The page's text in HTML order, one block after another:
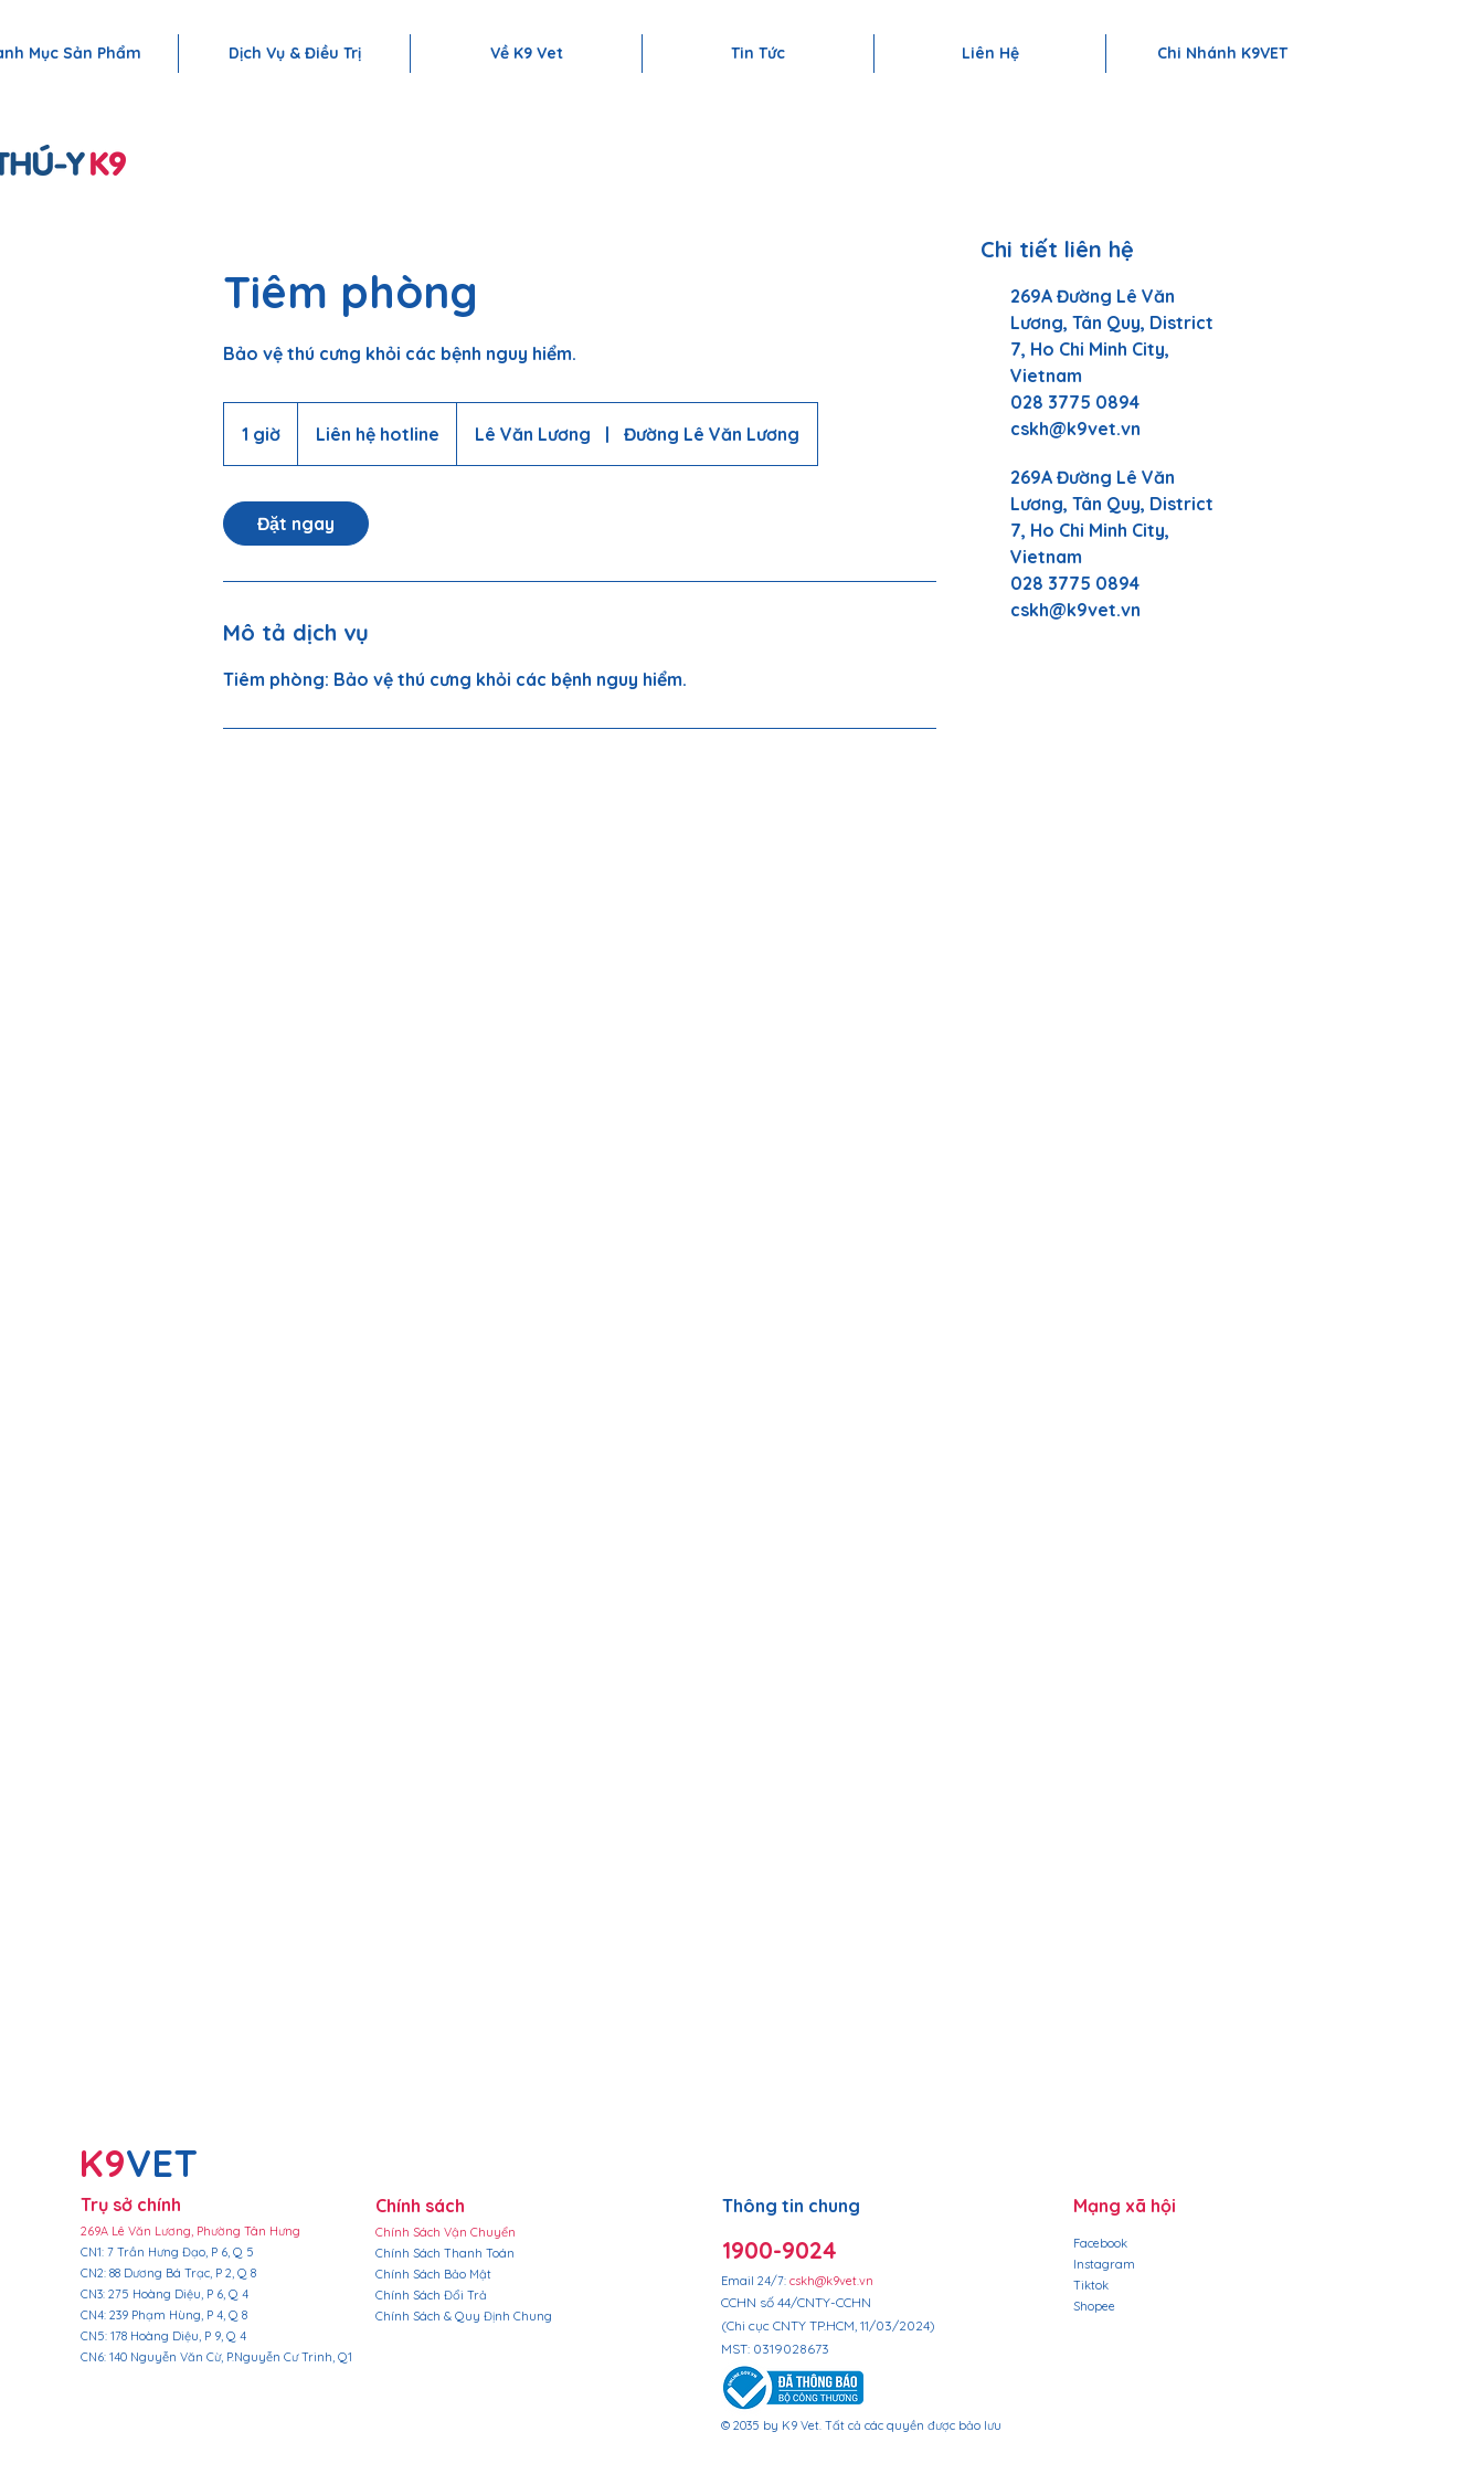
Mục Sản Phẩm Dịch Vụ & Điều Trị Về K9 Vet Tin Tức Liên Hệ Chi Nhánh K9VET
Tiêm phòng
Bảo vệ thú cưng khỏi các bệnh nguy hiểm.
1 giờ
g
hotlineLiên hệ hotline Lê Văn Lương | Đường Lê Văn Lương
Đặt ngay
Mô tả dịch vụ
Tiêm phòng: Bảo vệ thú cưng khỏi các bệnh nguy hiểm.
Chi tiết liên hệ
269A Đường Lê Văn
Lương, Tân Quy, District
7, Ho Chi Minh City,
Vietnam
028 3775 0894
cskh@k9vet.vn
269A Đường Lê Văn
Lương, Tân Quy, District
7, Ho Chi Minh City,
Vietnam
028 3775 0894
cskh@k9vet.vn
​K9VET
Trụ sở chính
269A Lê Văn Lương, Phường Tân Hưng
​CN1: 7 Trần Hưng Đạo, P 6, Q 5
CN2: 88 Dương Bá Trạc, P 2, Q 8
CN3: 275 Hoàng Diệu, P 6, Q 4
CN4: 239 Phạm Hùng, P 4, Q 8
CN5: 178 Hoàng Diệu, P 9, Q 4
CN6: 140 Nguyễn Văn Cừ, P.Nguyễn Cư Trinh, Q1
Chính sách
Chính Sách Vận Chuyển
Chính Sách Thanh Toán
Chính Sách Bảo Mật
Chính Sách Đổi Trả
Chính Sách & Quy Định Chung
​Thông tin chung
1900-9024
Email 24/7: cskh@k9vet.vn
CCHN số 44/CNTY-CCHN
(Chi cục CNTY TP.HCM, 11/03/2024)
​MST: 0319028673
© 2035 by K9 Vet. Tất cả các quyền được bảo lưu
Mạng xã hội
Facebook
Instagram
Tiktok
​Shopee